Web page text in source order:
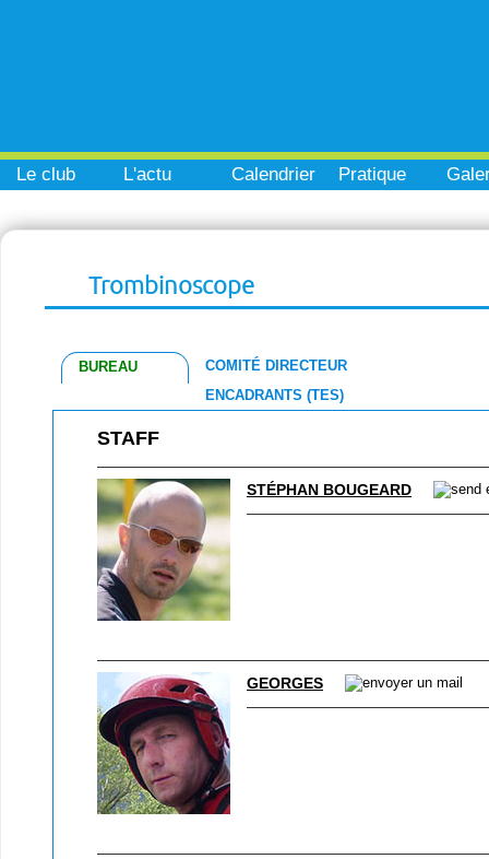
Le club L'actu Calendrier Pratique
Trombinoscope
BUREAU
COMITÉ DIRECTEUR
ENCADRANTS (TES)
STAFF
STÉPHAN BOUGEARD
GEORGES